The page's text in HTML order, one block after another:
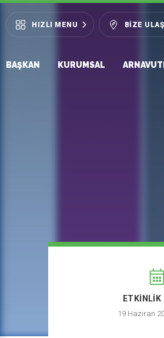
HIZLI MENU BIZE
BAŞKAN KURUMSAL
ETKİNLİK
19 Haziran